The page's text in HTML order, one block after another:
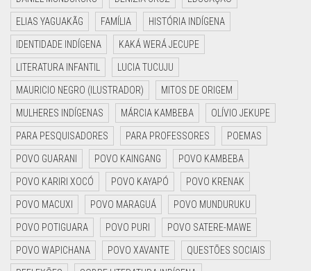
ELIAS YAGUAKÃG FAMÍLIA HISTÓRIA INDÍGENA
IDENTIDADE INDÍGENA KAKÁ WERÁ JECUPE
LITERATURA INFANTIL LUCIA TUCUJU
MAURICIO NEGRO (ILUSTRADOR) MITOS DE ORIGEM
MULHERES INDÍGENAS MÁRCIA KAMBEBA OLÍVIO JEKUPE
PARA PESQUISADORES PARA PROFESSORES POEMAS
POVO GUARANI POVO KAINGANG POVO KAMBEBA
POVO KARIRI XOCÓ POVO KAYAPÓ POVO KRENAK
POVO MACUXI POVO MARAGUÁ POVO MUNDURUKU
POVO POTIGUARA POVO PURI POVO SATERE-MAWE
POVO WAPICHANA POVO XAVANTE QUESTÕES SOCIAIS